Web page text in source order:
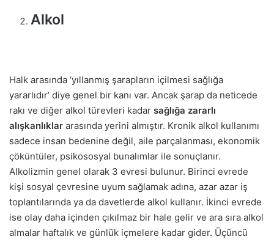
Alkol
Halk arasında ‘yıllanmış şarapların içilmesi sağlığa
yararlıdır’ diye genel bir kanı var. Ancak şarap da neticede
rakı ve diğer alkol türevleri kadar sağlığa zararlı
alışkanlıklar arasında yerini almıştır. Kronik alkol kullanımı
sadece insan bedenine değil, aile parçalanması, ekonomik
çöküntüler, psikososyal bunalımlar ile sonuçlanır.
Alkolizmin genel olarak 3 evresi bulunur. Birinci evrede
kişi sosyal çevresine uyum sağlamak adına, azar azar iş
toplantılarında ya da davetlerde alkol kullanır. İkinci evrede
ise olay daha içinden çıkılmaz bir hale gelir ve ara sıra alkol
almalar haftalık ve günlük içmelere kadar gider. Üçüncü